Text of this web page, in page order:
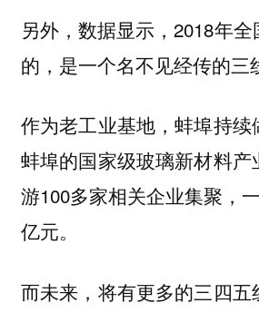
另外，数据显示，2018年
的，是一个名不见经传的三
作为老工业基地，蚌埠持续
蚌埠的国家级玻璃新材料
游100多家相关企业集聚，
亿元。
而未来，将有更多的三四五